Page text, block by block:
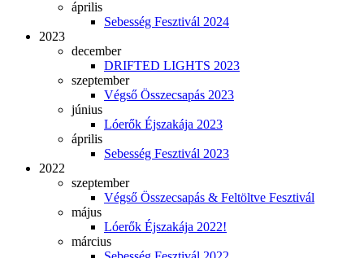
április
Sebesség Fesztivál 2024
2023
december
DRIFTED LIGHTS 2023
szeptember
Végső Összecsapás 2023
június
Lóerők Éjszakája 2023
április
Sebesség Fesztivál 2023
2022
szeptember
Végső Összecsapás & Feltöltve Fesztivál
május
Lóerők Éjszakája 2022!
március